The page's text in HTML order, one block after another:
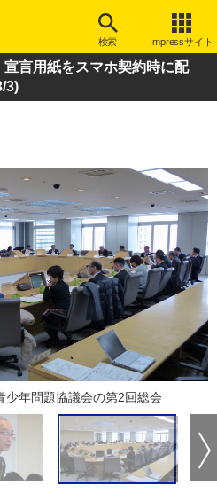
検索 Impressサイト
宣言用紙をスマホ契約時に配
3)
年問題協議会の第2回総会